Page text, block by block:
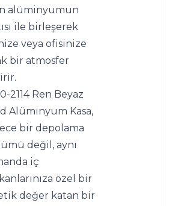
alüminyumun
ile birleşerek
veya ofisinize
bir atmosfer
2114 Ren Beyaz
Alüminyum Kasa,
bir depolama
değil, aynı
iç
özel bir
değer katan bir